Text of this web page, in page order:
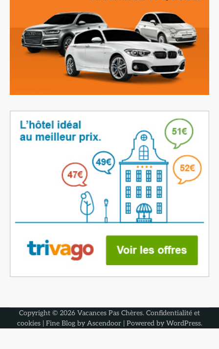
Copyright © 2026 Vacances Pas Chères. Confidentialité et
cookies| Fine Blog by Ascendoor| Powered by WordPress.